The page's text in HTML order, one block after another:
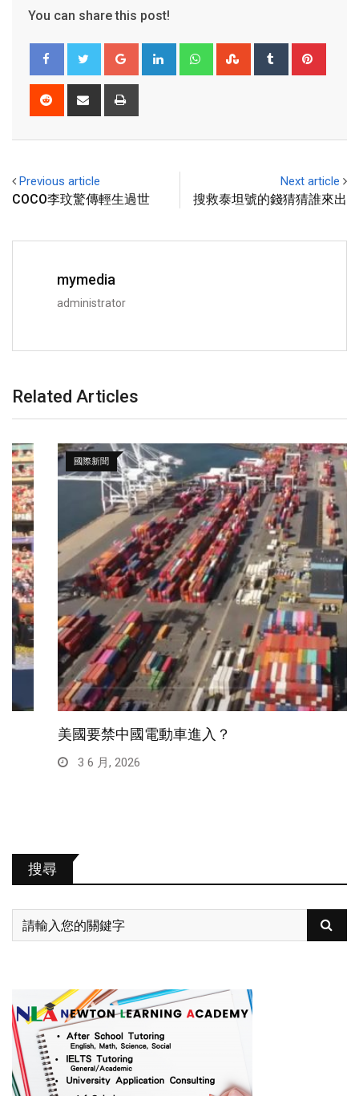
You can share this post!
Previous article
COCO李玟驚傳輕生過世
Next article
搜救泰坦號的錢猜猜誰來出
mymedia
administrator
Related Articles
國際新聞
美國要禁中國電動車進入？
3 6 月, 2026
搜尋